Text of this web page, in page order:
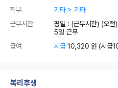
직무
기타 > 기타
근무시간
평일 : (근무시간) (오
5일 근무
급여
시급 10,320 원 (시급
복리후생